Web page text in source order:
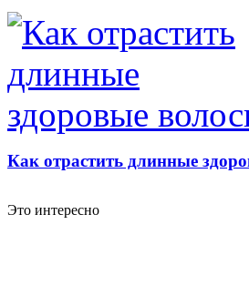
Как отрастить длинные
Это интересно